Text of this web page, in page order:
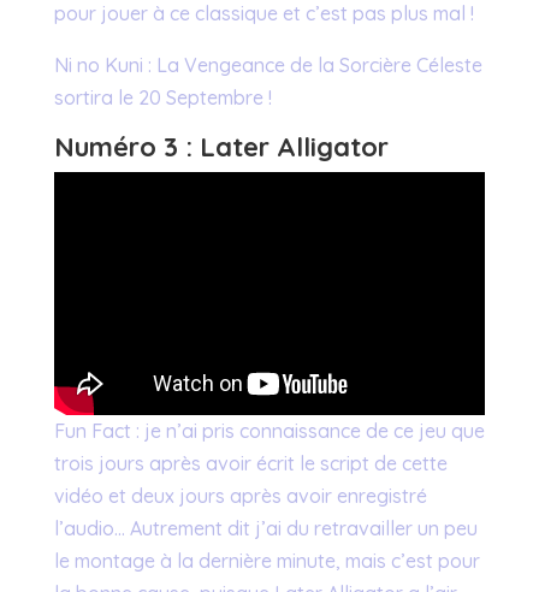
pour jouer à ce classique et c’est pas plus mal !
Ni no Kuni : La Vengeance de la Sorcière Céleste
sortira le 20 Septembre !
Numéro 3 : Later Alligator
Fun Fact : je n’ai pris connaissance de ce jeu que
trois jours après avoir écrit le script de cette
vidéo et deux jours après avoir enregistré
l’audio… Autrement dit j’ai du retravailler un peu
le montage à la dernière minute, mais c’est pour